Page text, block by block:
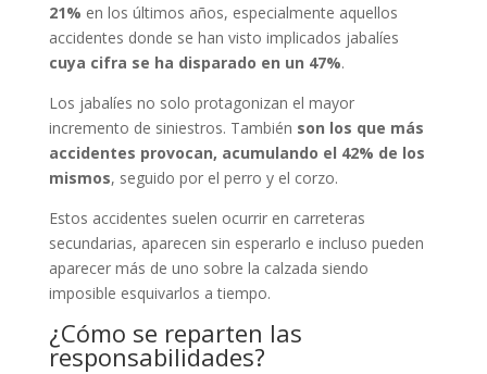
21% en los últimos años, especialmente aquellos
accidentes donde se han visto implicados jabalíes
cuya cifra se ha disparado en un 47%.
Los jabalíes no solo protagonizan el mayor
incremento de siniestros. También son los que más
accidentes provocan, acumulando el 42% de los
mismos, seguido por el perro y el corzo.
Estos accidentes suelen ocurrir en carreteras
secundarias, aparecen sin esperarlo e incluso pueden
aparecer más de uno sobre la calzada siendo
imposible esquivarlos a tiempo.
¿Cómo se reparten las
responsabilidades?